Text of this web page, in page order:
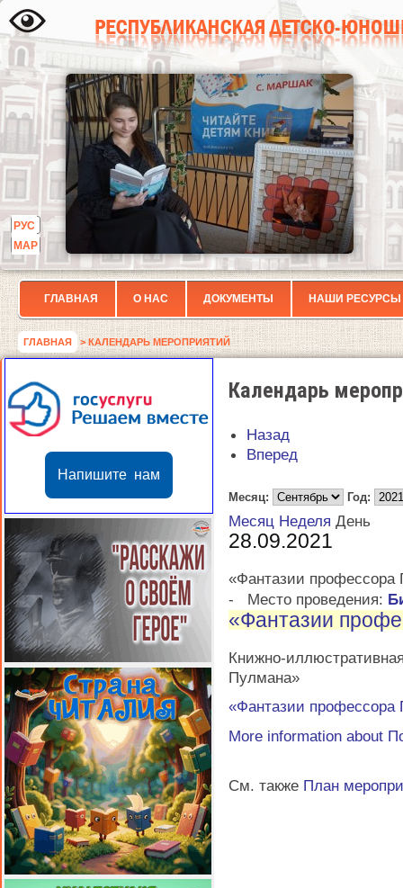
РУС
МАР
ГЛАВНАЯ О НАС ДОКУМЕНТЫ НАШИ РЕСУРСЫ
ГЛАВНАЯ > КАЛЕНДАРЬ МЕРОПРИЯТИЙ
Напишите нам
Календарь
Назад
Вперед
Месяц: Год:
Месяц Неделя День
28.09.2021
«Фантазии профессора
-
Место проведения:
«Фантазии
Книжно-
Пулмана»
«Фантазии профессора
More information about
См. также План